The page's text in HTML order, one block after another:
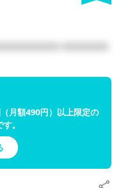
月額490円）以上限定の
。